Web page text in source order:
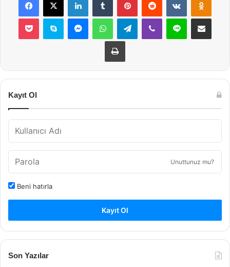
Pocket Skype MessengerWhatsAppTelegramViber Line E-Posta ile
Yazdır
Kayıt Ol
Unuttunuz mu?
Beni hatırla
Kayıt Ol
Son Yazılar